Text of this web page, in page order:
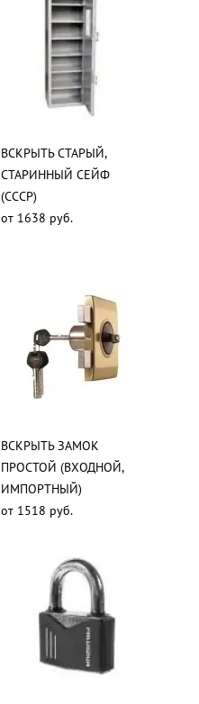
ВСКРЫТЬ СТАРЫЙ,
СТАРИННЫЙ СЕЙФ
(СССР)
от 1638 руб.
ВСКРЫТЬ ЗАМОК
ПРОСТОЙ (ВХОДНОЙ,
ИМПОРТНЫЙ)
от 1518 руб.